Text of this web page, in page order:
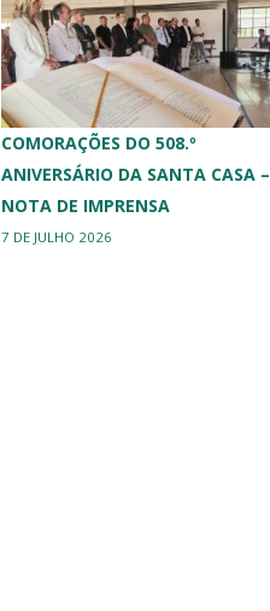
COMORAÇÕES DO 508.º
ANIVERSÁRIO DA SANTA CASA –
NOTA DE IMPRENSA
7 DE JULHO 2026